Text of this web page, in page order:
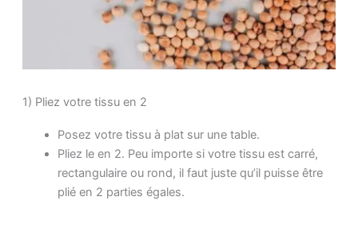
1) Pliez votre tissu en 2
Posez votre tissu à plat sur une table.
Pliez le en 2. Peu importe si votre tissu est carré,
rectangulaire ou rond, il faut juste qu’il puisse être
plié en 2 parties égales.